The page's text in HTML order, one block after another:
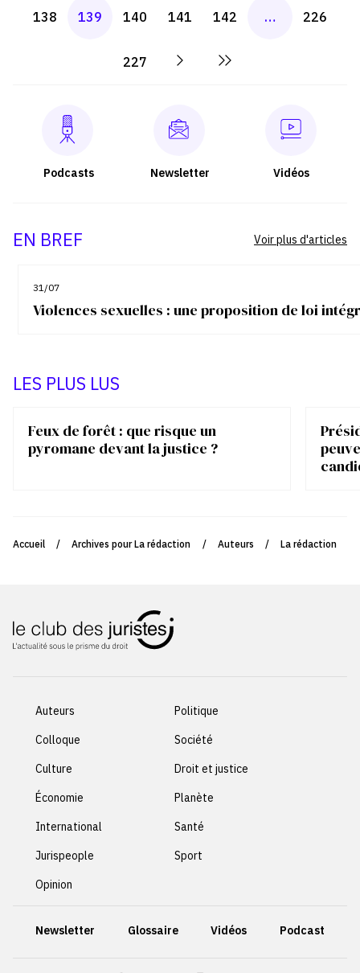
138 139 140 141 142 … 226
227
Podcasts Newsletter Vidéos
EN BREF
31/07
Violences sexuelles : une proposition de loi
Voir plus d'articles
LES PLUS LUS
Feux de forêt : que risque un
pyromane devant la justice ?
Accueil / Archives pour La rédaction / Auteurs / La rédaction
Auteurs
Colloque
Culture
Économie
International
Jurispeople
Opinion
Politique
Société
Droit et justice
Planète
Santé
Sport
Newsletter Glossaire Vidéos Podcast